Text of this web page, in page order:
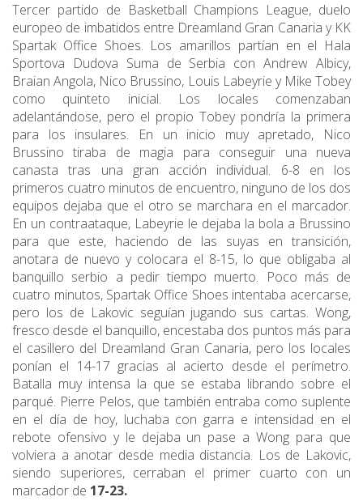
Tercer partido de Basketball Champions League, duelo
europeo de imbatidos entre Dreamland Gran Canaria y KK
Spartak Office Shoes. Los amarillos partían en el Hala
Sportova Dudova Suma de Serbia con Andrew Albicy,
Braian Angola, Nico Brussino, Louis Labeyrie y Mike Tobey
como quinteto inicial. Los locales comenzaban
adelantándose, pero el propio Tobey pondría la primera
para los insulares. En un inicio muy apretado, Nico
Brussino tiraba de magia para conseguir una nueva
canasta tras una gran acción individual. 6-8 en los
primeros cuatro minutos de encuentro, ninguno de los dos
equipos dejaba que el otro se marchara en el marcador.
En un contraataque, Labeyrie le dejaba la bola a Brussino
para que este, haciendo de las suyas en transición,
anotara de nuevo y colocara el 8-15, lo que obligaba al
banquillo serbio a pedir tiempo muerto. Poco más de
cuatro minutos, Spartak Office Shoes intentaba acercarse,
pero los de Lakovic seguían jugando sus cartas. Wong,
fresco desde el banquillo, encestaba dos puntos más para
el casillero del Dreamland Gran Canaria, pero los locales
ponían el 14-17 gracias al acierto desde el perímetro.
Batalla muy intensa la que se estaba librando sobre el
parqué. Pierre Pelos, que también entraba como suplente
en el día de hoy, luchaba con garra e intensidad en el
rebote ofensivo y le dejaba un pase a Wong para que
volviera a anotar desde media distancia. Los de Lakovic,
siendo superiores, cerraban el primer cuarto con un
marcador de 17-23.